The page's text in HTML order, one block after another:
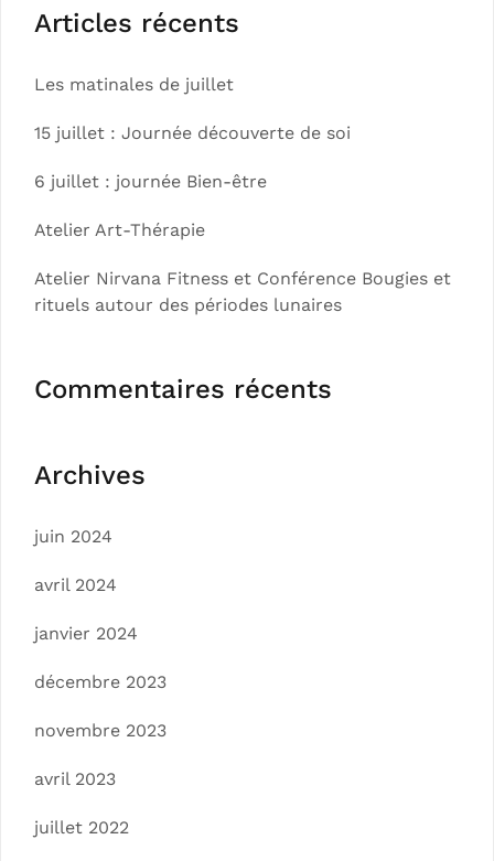
Articles récents
Les matinales de juillet
15 juillet : Journée découverte de soi
6 juillet : journée Bien-être
Atelier Art-Thérapie
Atelier Nirvana Fitness et Conférence Bougies et
rituels autour des périodes lunaires
Commentaires récents
Archives
juin 2024
avril 2024
janvier 2024
décembre 2023
novembre 2023
avril 2023
juillet 2022